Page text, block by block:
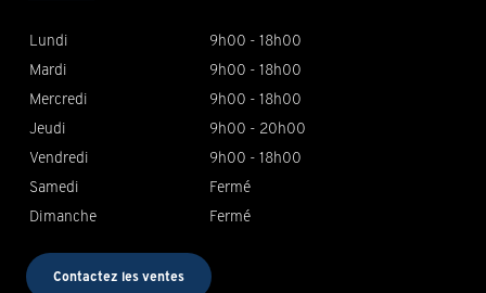
Lundi
9h00 - 18h00
Mardi
9h00 - 18h00
Mercredi
9h00 - 18h00
Jeudi
9h00 - 20h00
Vendredi
9h00 - 18h00
Samedi
Fermé
Dimanche
Fermé
Contactez les ventes